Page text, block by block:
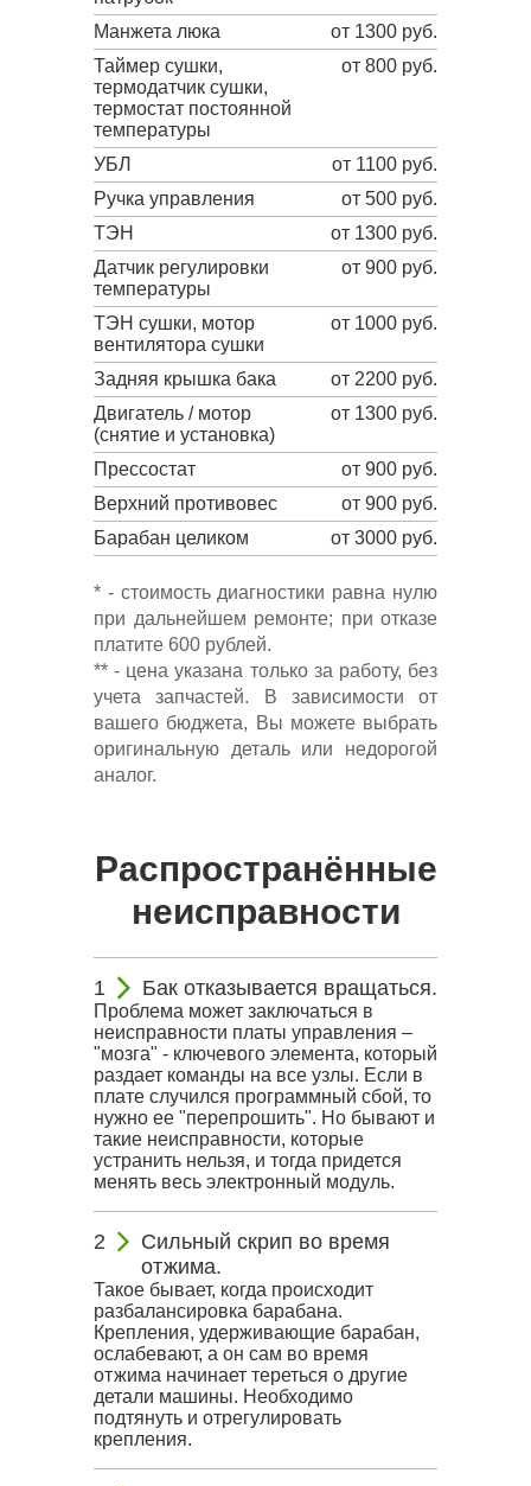
Манжета люка
от 1300 руб.
Таймер сушки,
термодатчик сушки,
термостат постоянной
температуры
от 800 руб.
УБЛ
от 1100 руб.
Ручка управления
от 500 руб.
ТЭН
от 1300 руб.
Датчик регулировки
температуры
от 900 руб.
ТЭН сушки, мотор
вентилятора сушки
от 1000 руб.
Задняя крышка бака
от 2200 руб.
Двигатель / мотор
(снятие и установка)
от 1300 руб.
Прессостат
от 900 руб.
Верхний противовес
от 900 руб.
Барабан целиком
от 3000 руб.
* - стоимость диагностики равна нулю
при дальнейшем ремонте; при отказе
платите 600 рублей.
** - цена указана только за работу, без
учета запчастей. В зависимости от
вашего бюджета, Вы можете выбрать
оригинальную деталь или недорогой
аналог.
Распространённые
неисправности
Бак отказывается вращаться.
Проблема может заключаться в
неисправности платы управления –
"мозга" - ключевого элемента, который
раздает команды на все узлы. Если в
плате случился программный сбой, то
нужно ее "перепрошить". Но бывают и
такие неисправности, которые
устранить нельзя, и тогда придется
менять весь электронный модуль.
Сильный скрип во время
отжима.
Такое бывает, когда происходит
разбалансировка барабана.
Крепления, удерживающие барабан,
ослабевают, а он сам во время
отжима начинает тереться о другие
детали машины. Необходимо
подтянуть и отрегулировать
крепления.